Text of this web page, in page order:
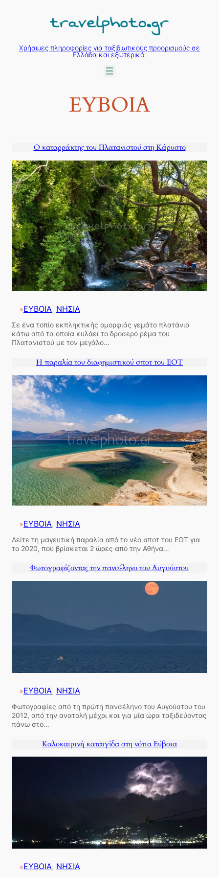
περιεχόμενο
Χρήσιμες πληροφορίες για ταξιδιωτικούς προορισμούς σε
Ελλάδα και εξωτερικό.
ΕΥΒΟΙΑ
Ο καταρράκτης του Πλατανιστού στη Κάρυστο
»ΕΥΒΟΙΑ, ΝΗΣΙΑ
Σε ένα τοπίο εκπληκτικής ομορφιάς γεμάτο πλατάνια
κάτω από τα οποία κυλάει το δροσερό ρέμα του
Πλατανιστού με τον μεγάλο…
Η παραλία του διαφημιστικού σποτ του ΕΟΤ
»ΕΥΒΟΙΑ, ΝΗΣΙΑ
Δείτε τη μαγευτική παραλία από το νέο σποτ του ΕΟΤ για
το 2020, που βρίσκεται 2 ώρες από την Αθήνα…
Φωτογραφίζοντας την πανσέληνο του Αυγούστου
»ΕΥΒΟΙΑ, ΝΗΣΙΑ
Φωτογραφίες από τη πρώτη πανσέληνο του Αυγούστου του
2012, από την ανατολή μέχρι και για μία ώρα ταξιδεύοντας
πάνω στο…
Καλοκαιρινή καταιγίδα στη νότια Εύβοια
»ΕΥΒΟΙΑ, ΝΗΣΙΑ